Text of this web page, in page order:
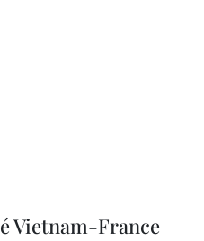
Vietnam-France